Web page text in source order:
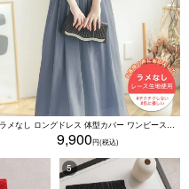
ラメなし ロングドレス 体型カバー ワンピース 敏感肌対応 結婚式 二次会 お呼ばれ 大人 上品 (Sサイズ～5Lサイズ)
9,900